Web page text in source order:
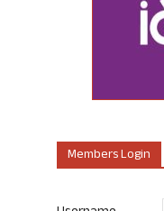
Members Login